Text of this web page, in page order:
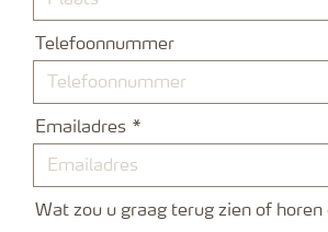
Telefoonnummer
Emailadres
Wat zou u graag terug zien of horen